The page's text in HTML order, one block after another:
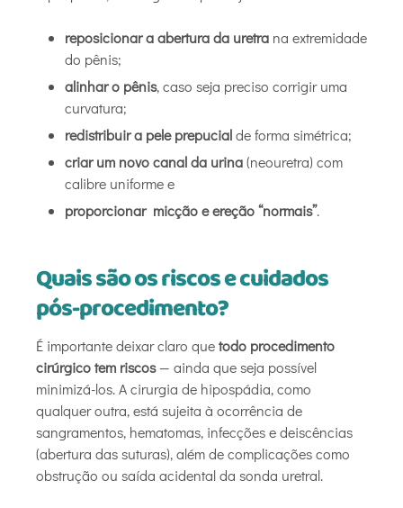
reposicionar a abertura da uretra na extremidade
do pênis;
alinhar o pênis, caso seja preciso corrigir uma
curvatura;
redistribuir a pele prepucialde forma simétrica;
criar um novo canal da urina(neouretra) com
calibre uniforme e
proporcionar micção e ereção “normais”.
Quais são os riscos e cuidados
pós-procedimento?
É importante deixar claro quetodo procedimento
cirúrgico tem riscos— ainda que seja possível
minimizá-los. A cirurgia de hipospádia, como
qualquer outra, está sujeita à ocorrência de
sangramentos, hematomas, infecções e deiscências
(abertura das suturas), além de complicações como
obstrução ou saída acidental da sonda uretral.